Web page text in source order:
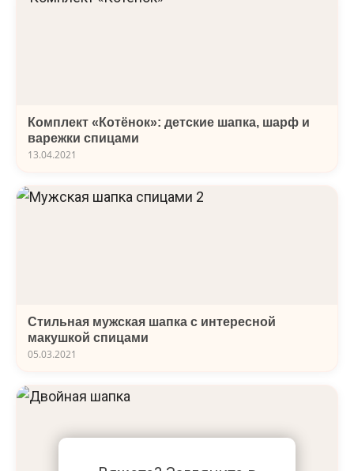
Комплект «Котёнок»: детские шапка, шарф и
варежки спицами
13.04.2021
Стильная мужская шапка с интересной
макушкой спицами
05.03.2021